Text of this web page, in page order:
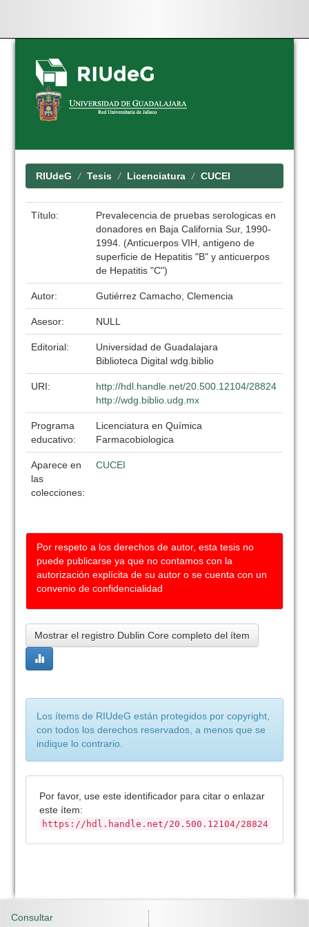
Skip
navigation
RIUdeG Tesis Licenciatura CUCEI
Título:
Prevalecencia de pruebas serologicas en
donadores en Baja California Sur, 1990-
1994. (Anticuerpos VIH, antigeno de
superficie de Hepatitis "B" y anticuerpos
de Hepatitis "C")
Autor: Gutiérrez Camacho, Clemencia
Asesor: NULL
Editorial:
Universidad de Guadalajara
Biblioteca Digital wdg.biblio
URI:
http://hdl.handle.net/20.500.12104/28824
http://wdg.biblio.udg.mx
Programa
educativo:
Licenciatura en Química
Farmacobiologica
Aparece en
las
colecciones:
CUCEI
Por respeto a los derechos de autor, esta tesis no
puede publicarse ya que no contamos con la
autorización explícita de su autor o se cuenta con un
convenio de confidencialidad
Mostrar el registro Dublin Core completo del ítem
Los ítems de RIUdeG están protegidos por copyright,
con todos los derechos reservados, a menos que se
indique lo contrario.
Por favor, use este identificador para citar o enlazar
este ítem:
https://hdl.handle.net/20.500.12104/28824
Consultar